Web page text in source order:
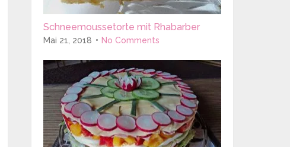
Schneemoussetorte mit Rhabarber
Mai 21, 2018 No Comments